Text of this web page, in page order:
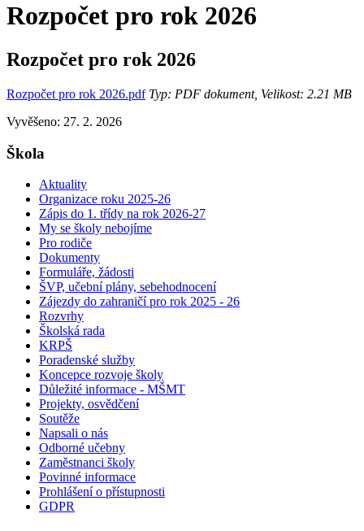
Rozpočet pro rok 2026
Rozpočet pro rok 2026
Rozpočet pro rok 2026.pdfTyp: PDF dokument, Velikost: 2.21 MB
Vyvěšeno: 27. 2. 2026
Škola
Aktuality
Organizace roku 2025-26
Zápis do 1. třídy na rok 2026-27
My se školy nebojíme
Pro rodiče
Dokumenty
Formuláře, žádosti
ŠVP, učební plány, sebehodnocení
Zájezdy do zahraničí pro rok 2025 - 26
Rozvrhy
Školská rada
KRPŠ
Poradenské služby
Koncepce rozvoje školy
Důležité informace - MŠMT
Projekty, osvědčení
Soutěže
Napsali o nás
Odborné učebny
Zaměstnanci školy
Povinné informace
Prohlášení o přístupnosti
GDPR